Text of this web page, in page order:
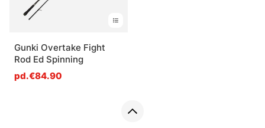
Gunki Overtake Fight
Rod Ed Spinning
pd.€84.90